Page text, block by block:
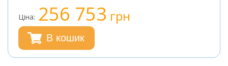
Ціна: 256 753 грн
В кошик